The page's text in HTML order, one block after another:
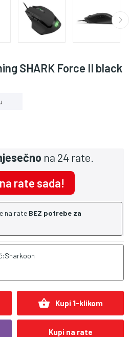
SHARK Force II black
na 24 rate.
rate sada!
na rate BEZ potrebe za
shopping_basket Kupi 1-klikom
Kupi na rate